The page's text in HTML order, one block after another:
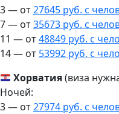
3 — от27645 руб. с
7 — от35673 руб. с
11 — от48849 руб. с
14 — от 53992 руб. с
Хорватия(виза
Ночей:
3 — от27974 руб. с